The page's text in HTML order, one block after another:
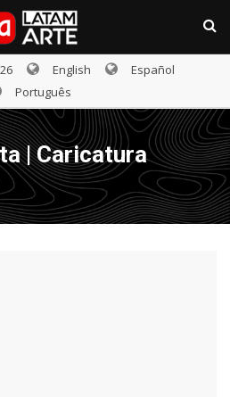
English
Español
Português
| Caricatura